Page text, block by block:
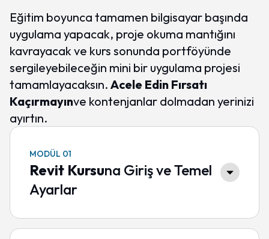
Eğitim boyunca tamamen bilgisayar başında
uygulama yapacak, proje okuma mantığını
kavrayacak ve kurs sonunda portföyünde
sergileyebileceğin mini bir uygulama projesi
tamamlayacaksın. Acele Edin Fırsatı
Kaçırmayınve kontenjanlar dolmadan yerinizi
ayırtın.
MODÜL 01
Revit Kursuna Giriş ve Temel
Ayarlar
Revit’in temel kavramlarını, kullanıcı